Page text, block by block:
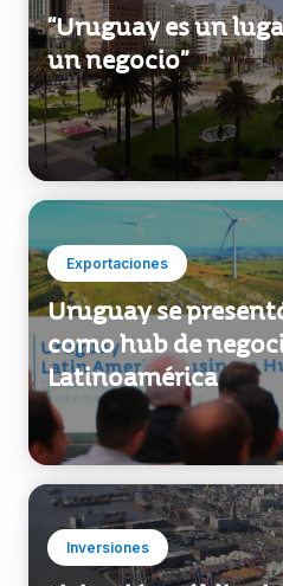
Inversiones
“Uruguay es un
un negocio”
Exportaciones
Uruguay se
como hub de
Latinoamérica